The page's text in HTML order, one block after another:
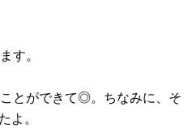
す。
とができて◎。ちなみに、そ
よ。